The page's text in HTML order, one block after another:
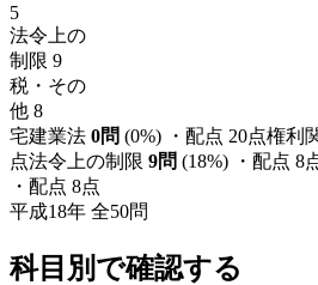
5
法令上の
制限 9
税・その
他 8
宅建業法 0問 (0%) ・配点 20点権利
点法令上の制限 9問 (18%) ・配点 8
・配点 8点
平成18年 全50問
科目別で確認する